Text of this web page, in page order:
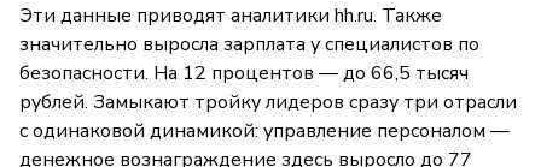
Эти данные приводят аналитики hh.ru. Также
значительно выросла зарплата у специалистов по
безопасности. На 12 процентов — до 66,5 тысяч
рублей. Замыкают тройку лидеров сразу три отрасли
с одинаковой динамикой: управление персоналом —
денежное вознаграждение здесь выросло до 77